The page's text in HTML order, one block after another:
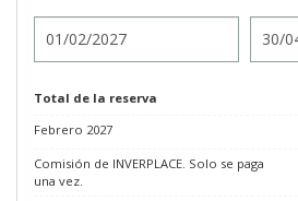
Total de la reserva
Febrero 2027
Comisión de INVERPLACE. Solo se paga
una vez.